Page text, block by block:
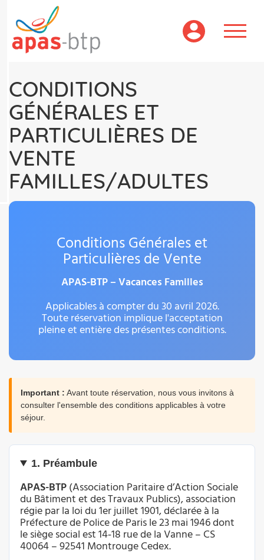
contenu
principal
CONDITIONS
GÉNÉRALES ET
PARTICULIÈRES DE
VENTE
FAMILLES/ADULTES
Conditions Générales et
Particulières de Vente
APAS-BTP – Vacances Familles
Applicables à compter du 30 avril 2026.
Toute réservation implique l'acceptation
pleine et entière des présentes conditions.
Important : Avant toute réservation, nous vous invitons à
consulter l'ensemble des conditions applicables à votre
séjour.
1. Préambule
APAS-BTP(Association Paritaire d’Action Sociale
du Bâtiment et des Travaux Publics), association
régie par la loi du 1er juillet 1901, déclarée à la
Préfecture de Police de Paris le 23 mai 1946 dont
le siège social est 14‑18 rue de la Vanne – CS
40064 – 92541 Montrouge Cedex.